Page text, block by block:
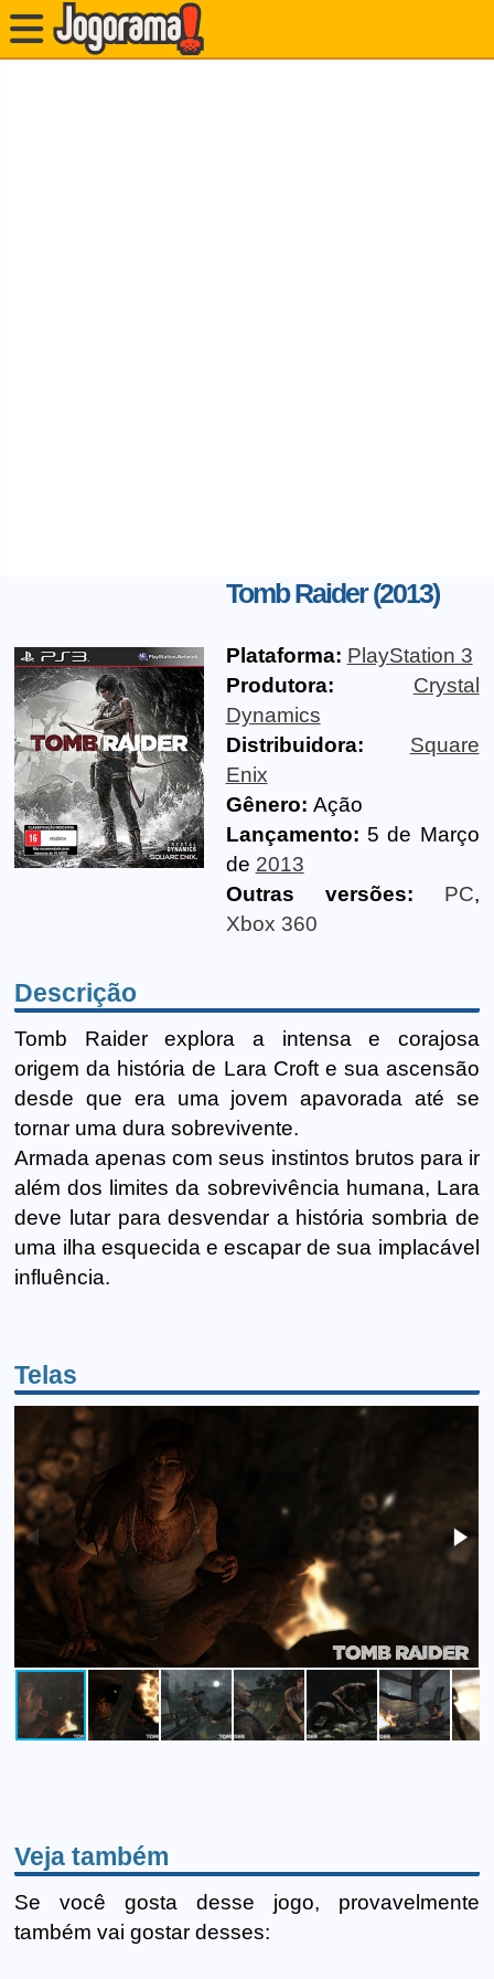
Tomb Raider (2013)
Plataforma: PlayStation 3
Produtora:
Crystal
Dynamics
Distribuidora:
Square
Enix
Gênero: Ação
Lançamento: 5 de Março
de 2013
Outras versões:
PC,
Xbox 360
Descrição
Tomb Raider explora a intensa e corajosa
origem da história de Lara Croft e sua ascensão
desde que era uma jovem apavorada até se
tornar uma dura sobrevivente.
Armada apenas com seus instintos brutos para ir
além dos limites da sobrevivência humana, Lara
deve lutar para desvendar a história sombria de
uma ilha esquecida e escapar de sua implacável
influência.
Telas
Veja também
Se você gosta desse jogo, provavelmente
também vai gostar desses: